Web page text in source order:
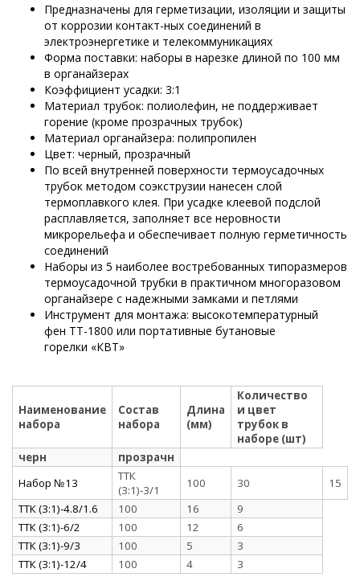
Предназначены для герметизации, изоляции и защиты
от коррозии контакт-ных соединений в
электроэнергетике и телекоммуникациях
Форма поставки: наборы в нарезке длиной по 100 мм
в органайзерах
Коэффициент усадки: 3:1
Материал трубок: полиолефин, не поддерживает
горение (кроме прозрачных трубок)
Материал органайзера: полипропилен
Цвет: черный, прозрачный
По всей внутренней поверхности термоусадочных
трубок методом соэкструзии нанесен слой
термоплавкого клея. При усадке клеевой подслой
расплавляется, заполняет все неровности
микрорельефа и обеспечивает полную герметичность
соединений
Наборы из 5 наиболее востребованных типоразмеров
термоусадочной трубки в практичном многоразовом
органайзере с надежными замками и петлями
Инструмент для монтажа: высокотемпературный
фен ТТ-1800 или портативные бутановые
горелки «КВТ»
Наименование
набора
Состав
набора
Длина
(мм)
Количество
и цвет
трубок в
наборе (шт)
черн
прозрачн
Набор №13
ТТК
(3:1)-3/1
100 30
15
ТТК (3:1)-4.8/1.6
100 16
9
ТТК (3:1)-6/2
100 12
6
ТТК (3:1)-9/3
100 5
3
ТТК (3:1)-12/4
100 4 3